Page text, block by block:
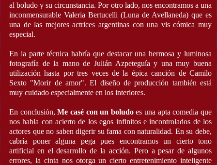
al boludo y su circunstancia. Por otro lado, nos encontramos a una
inconmensurable Valeria Bertucelli (Luna de Avellaneda) que es
una de las mejores actrices argentinas con una vis cómica muy
especial.
En la parte técnica habría que destacar una hermosa y luminosa
fotografía de la mano de Julián Azpeteguía y una muy buena
utilización hasta por tres veces de la épica canción de Camilo
Sexto "Morir de amor". El diseño de producción también está
muy cuidado especialmente en los interiores.
En conclusión,Me casé con un boludoes una apta comedia que
nos habla con acierto de los egos infinitos e incontrolados de los
actores que no saben digerir su fama con naturalidad. En su debe,
cabría poner alguna pega pues encontramos un cierto tono
artificial en el desarrollo de la acción. Pero a pesar de algunos
errores, la cinta nos otorga un cierto entretenimiento inteligente